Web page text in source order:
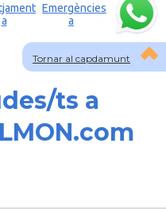
Tornar al capdamunt
a
Emergències
a
ts a